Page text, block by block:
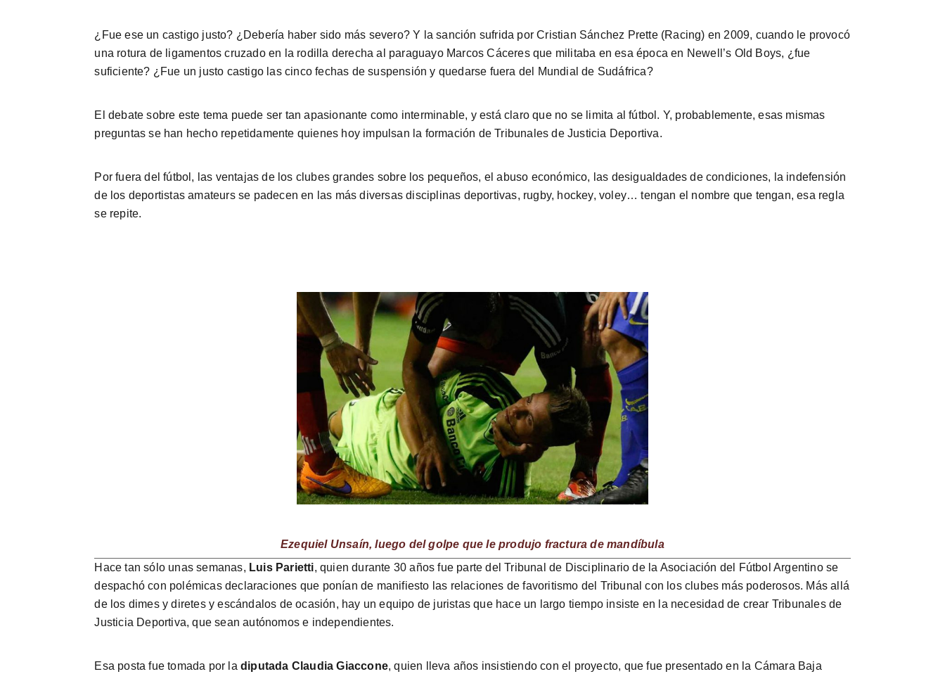
¿Fue ese un castigo justo? ¿Debería haber sido más severo? Y la sanción sufrida por Cristian Sánchez Prette (Racing) en 2009, cuando le provocó
una rotura de ligamentos cruzado en la rodilla derecha al paraguayo Marcos Cáceres que militaba en esa época en Newell’s Old Boys, ¿fue
suficiente? ¿Fue un justo castigo las cinco fechas de suspensión y quedarse fuera del Mundial de Sudáfrica?
El debate sobre este tema puede ser tan apasionante como interminable, y está claro que no se limita al fútbol. Y, probablemente, esas mismas
preguntas se han hecho repetidamente quienes hoy impulsan la formación de Tribunales de Justicia Deportiva.
Por fuera del fútbol, las ventajas de los clubes grandes sobre los pequeños, el abuso económico, las desigualdades de condiciones, la indefensión
de los deportistas amateurs se padecen en las más diversas disciplinas deportivas, rugby, hockey, voley… tengan el nombre que tengan, esa regla
se repite.
Ezequiel Unsaín, luego del golpe que le produjo fractura de mandíbula
Hace tan sólo unas semanas, Luis Parietti, quien durante 30 años fue parte del Tribunal de Disciplinario de la Asociación del Fútbol Argentino se
despachó con polémicas declaraciones que ponían de manifiesto las relaciones de favoritismo del Tribunal con los clubes más poderosos. Más allá
de los dimes y diretes y escándalos de ocasión, hay un equipo de juristas que hace un largo tiempo insiste en la necesidad de crear Tribunales de
Justicia Deportiva, que sean autónomos e independientes.
Esa posta fue tomada por ladiputada Claudia Giaccone, quien lleva años insistiendo con el proyecto, que fue presentado en la Cámara Baja